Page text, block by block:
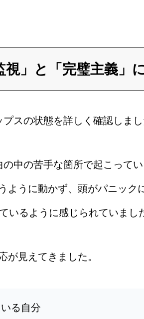
」と「完璧主義」
スの状態を詳しく確認しまし
中の苦手な箇所で起こってい
ように動かず、頭がパニック
いるように感じられていまし
が見えてきました。
る自分